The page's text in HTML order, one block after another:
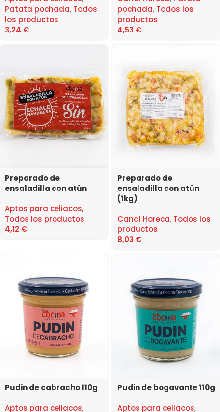
Patata pochada, Todos
los productos
3,24 €
pochada, Todos los
productos
4,53 €
Preparado de
ensaladilla con atún
Aptos para celiacos,
Todos los productos
4,12 €
Preparado de
ensaladilla con atún
(1kg)
Canal Horeca, Todos los
productos
8,03 €
Pudin de cabracho 110g
Aptos para celiacos,
Pudin de bogavante 110g
Aptos para celiacos,